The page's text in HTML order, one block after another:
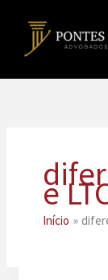
e
Início